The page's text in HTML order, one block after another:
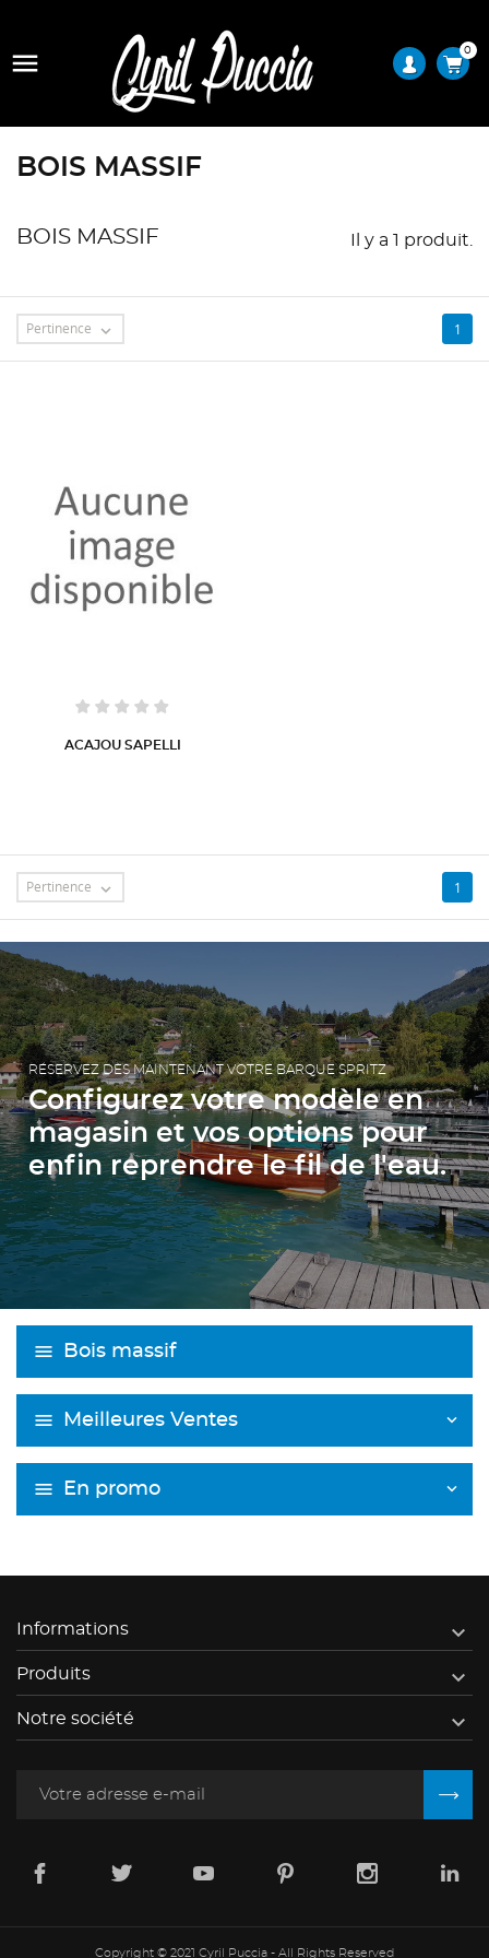
 0
BOIS MASSIF
Bois massif
Meilleures Ventes
En promo
BOIS MASSIF Il y a 1 produit.
Pertinence  1
ACAJOU SAPELLI
Pertinence  1
RÉSERVEZ DÈS MAINTENANT VOTRE BARQUE SPRITZ
Configurez votre modèle en
magasin et vos options pour
enfin reprendre le fil de l'eau.
Informations 
Produits 
Notre société 
Copyright © 2021 Cyril Puccia - All Rights Reserved